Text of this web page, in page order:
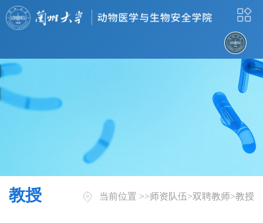
教授 当前位置 >>师资队伍>双聘教师>教授